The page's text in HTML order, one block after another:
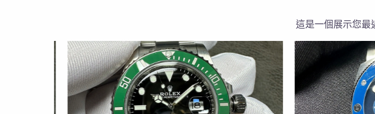
這是一個展示您最